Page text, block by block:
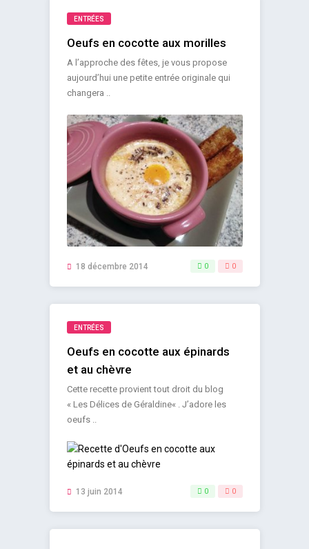
ENTRÉES
Oeufs en cocotte aux morilles
A l’approche des fêtes, je vous propose
aujourd’hui une petite entrée originale qui
changera ..
18 décembre 2014 0 0
ENTRÉES
Oeufs en cocotte aux épinards
et au chèvre
Cette recette provient tout droit du blog
« Les Délices de Géraldine« . J’adore les
oeufs ..
13 juin 2014 0 0